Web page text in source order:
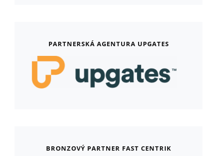
PARTNERSKÁ AGENTURA UPGATES
BRONZOVÝ PARTNER FAST CENTRIK